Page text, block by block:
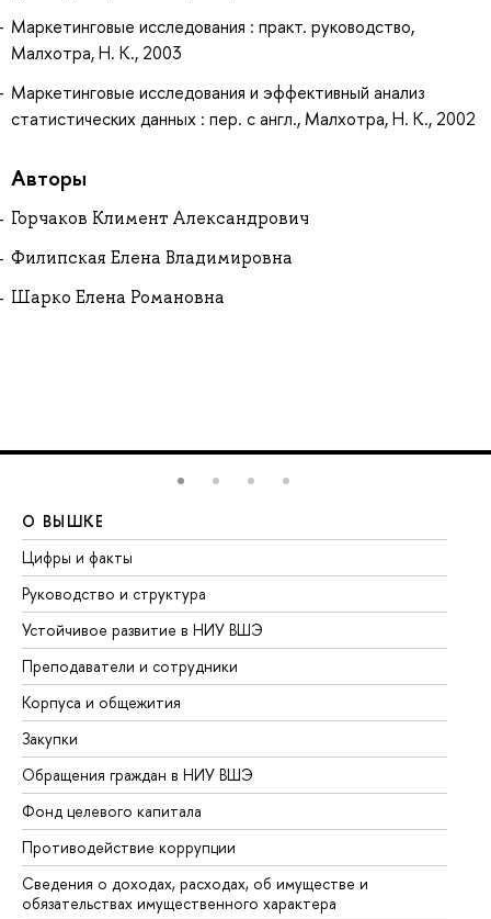
Маркетинговые исследования : практ. руководство,
Малхотра, Н. К., 2003
Маркетинговые исследования и эффективный анализ
статистических данных : пер. с англ., Малхотра, Н. К., 2002
Авторы
Горчаков Климент Александрович
Филипская Елена Владимировна
Шарко Елена Романовна
О ВЫШКЕ
Цифры и факты
Руководство и структура
Устойчивое развитие в НИУ ВШЭ
Преподаватели и сотрудники
Корпуса и общежития
Закупки
Обращения граждан в НИУ ВШЭ
Фонд целевого капитала
Противодействие коррупции
Сведения о доходах, расходах, об имуществе и
обязательствах имущественного характера